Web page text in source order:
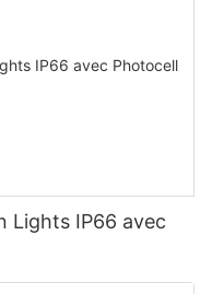
Lights IP66 avec